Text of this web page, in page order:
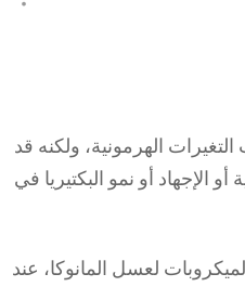
الهرمونية، ولكنه قد
الإجهاد أو نمو البكتيريا في
لعسل المانوكا، عند